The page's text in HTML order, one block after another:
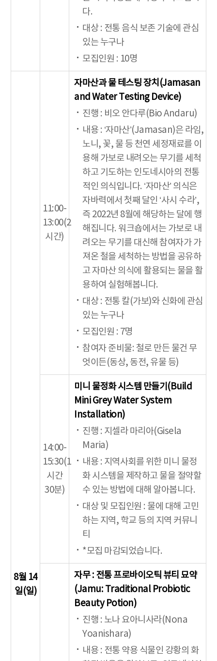
다.
대상 : 전통 음식 보존 기술에 관심
있는 누구나
모집인원 : 10명
8월 14
일(일)
11:00-
13:00(2
시간)
자마산과 물 테스팅 장치(Jamasan
and Water Testing Device)
진행 : 비오 안다루(Bio Andaru)
내용 : ‘자마산’(Jamasan)은 라임,
노니, 꽃, 물 등 천연 세정재료를 이
용해 가보로 내려오는 무기를 세척
하고 기도하는 인도네시아의 전통
적인 의식입니다. ‘자마산’ 의식은
자바력에서 첫째 달인 ‘사시 수라’,
즉 2022년 8월에 해당하는 달에 행
해집니다. 워크숍에서는 가보로 내
려오는 무기를 대신해 참여자가 가
져온 철을 세척하는 방법을 공유하
고 자마산 의식에 활용되는 물을 활
용하여 실험해봅니다.
대상 : 전통 칼(가보)와 신화에 관심
있는 누구나
모집인원 : 7명
참여자 준비물: 철로 만든 물건 무
엇이든(동상, 동전, 유물 등)
14:00-
15:30(1
시간
30분)
미니 물정화 시스템 만들기(Build
Mini Grey Water System
Installation)
진행 : 지셀라 마리아(Gisela
Maria)
내용 : 지역사회를 위한 미니 물정
화 시스템을 제작하고 물을 절약할
수 있는 방법에 대해 알아봅니다.
대상 및 모집인원 : 물에 대해 고민
하는 지역, 학교 등의 지역 커뮤니
티
*모집 마감되었습니다.
자무 : 전통 프로바이오틱 뷰티 묘약
(Jamu: Traditional Probiotic
Beauty Potion)
진행 : 노나 요아니사라(Nona
Yoanishara)
내용 : 전통 약용 식물인 강황의 화